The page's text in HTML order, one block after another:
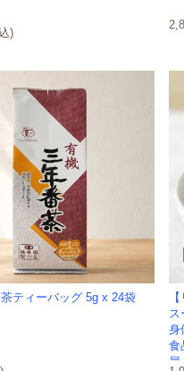
)
ティーバッグ 5g x 24袋
ス
身
食
屋-